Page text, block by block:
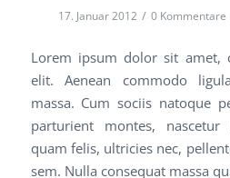
17. Januar 2012 / 0 Kommentare
Lorem ipsum dolor sit amet,
elit. Aenean commodo
massa. Cum sociis natoque
parturient montes,
quam felis, ultricies nec,
sem. Nulla consequat massa